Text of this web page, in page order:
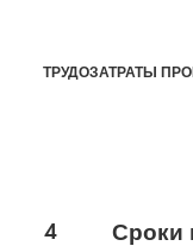
ТРУДОЗАТРАТЫ
4 Сроки